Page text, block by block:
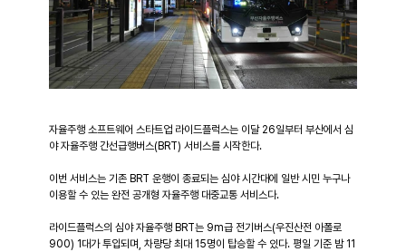
자율주행 소프트웨어 스타트업 라이드플럭스는 이달 26일부터 부산에서 심
야 자율주행 간선급행버스(BRT) 서비스를 시작한다.
이번 서비스는 기존 BRT 운행이 종료되는 심야 시간대에 일반 시민 누구나
이용할 수 있는 완전 공개형 자율주행 대중교통 서비스다.
라이드플럭스의 심야 자율주행 BRT는 9m급 전기버스(우진산전 아폴로
900) 1대가 투입되며, 차량당 최대 15명이 탑승할 수 있다. 평일 기준 밤 11